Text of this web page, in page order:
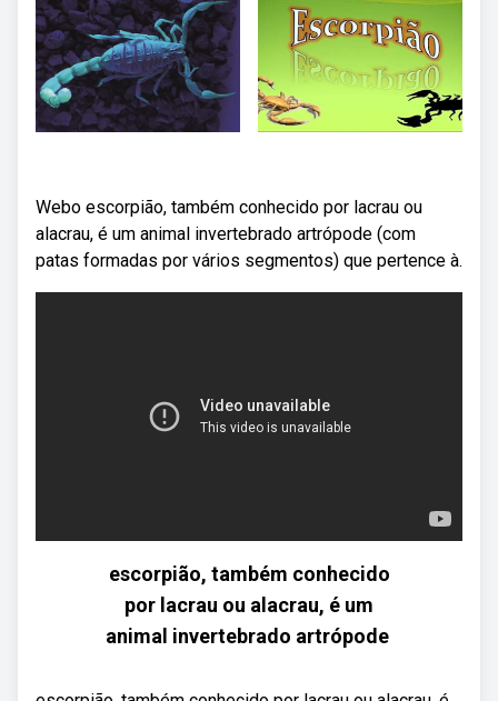
Webo escorpião, também conhecido por lacrau ou
alacrau, é um animal invertebrado artrópode (com
patas formadas por vários segmentos) que pertence à.
escorpião, também conhecido
por lacrau ou alacrau, é um
animal invertebrado artrópode